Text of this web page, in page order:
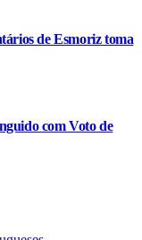
de Esmoriz toma
com Voto de